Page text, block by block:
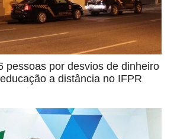
pessoas por desvios de dinheiro
a distância no IFPR